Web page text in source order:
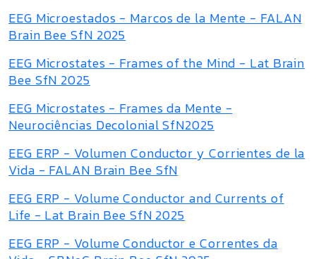
EEG Microestados - Marcos de la Mente - FALAN
Brain Bee SfN 2025
EEG Microstates - Frames of the Mind - Lat Brain
Bee SfN 2025
EEG Microstates - Frames da Mente -
Neurociências Decolonial SfN2025
EEG ERP - Volumen Conductor y Corrientes de la
Vida - FALAN Brain Bee SfN
EEG ERP - Volume Conductor and Currents of
Life - Lat Brain Bee SfN 2025
EEG ERP - Volume Conductor e Correntes da